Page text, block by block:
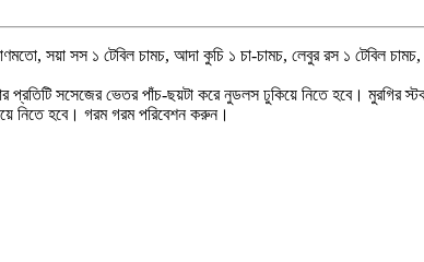
সয়া সস ১ টেবিল চামচ, আদা কুচি ১ চা-চামচ, লেবুর রস ১ টেবিল
সসেজের ভেতর পাঁচ-ছয়টা করে নুডলস ঢুকিয়ে নিতে হবে। মুরগির
নিতে হবে। গরম গরম পরিবেশন করুন।